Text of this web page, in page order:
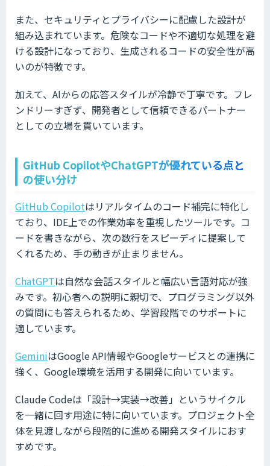
また、セキュリティとプライバシーに配慮した設計が
組み込まれています。危険なコードや不適切な処理を避
ける設計になっており、生成されるコードの安全性が高
いのが特徴です。
加えて、AIからの応答スタイルが冷静で丁寧です。フレ
ンドリーすぎず、開発者として信頼できるパートナー
としての立場を貫いています。
GitHub CopilotやChatGPTが優れている点と
の使い分け
GitHub Copilotはリアルタイムのコード補完に特化し
ており、IDE上での作業効率を重視したツールです。コ
ードを書きながら、次の数行をスピーディに提案して
くれるため、手の動きが止まりません。
ChatGPTは自然な会話スタイルと幅広い言語対応が強
みです。初心者への説明に親切で、プログラミング以外
の質問にも答えられるため、学習段階でのサポートに
適しています。
GeminiはGoogle API情報やGoogleサービスとの連携に
強く、Google環境を活用する開発に向いています。
Claude Codeは「設計→実装→改善」というサイクル
を一緒に回す用途に特に向いています。プロジェクト全
体を見渡しながら段階的に進める開発スタイルにおす
すめです。